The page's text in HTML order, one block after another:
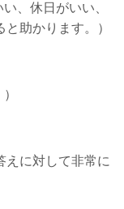
、休日がいい、
助かります。）
えに対して非常に